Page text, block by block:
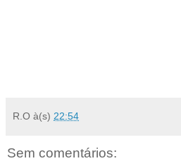
R.O à(s) 22:54
Sem comentários: